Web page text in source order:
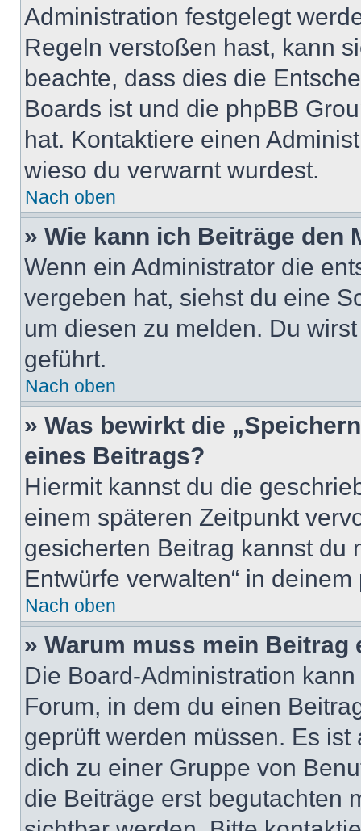
Administration festgelegt
Regeln verstoßen hast, kann
beachte, dass dies die
Boards ist und die phpBB
hat. Kontaktiere einen
wieso du verwarnt wurdest.
Nach oben
» Wie kann ich Beiträge den
Wenn ein Administrator die
vergeben hat, siehst du eine
um diesen zu melden. Du
geführt.
Nach oben
» Was bewirkt die
eines Beitrags?
Hiermit kannst du die
einem späteren Zeitpunkt
gesicherten Beitrag kannst du
Entwürfe verwalten“ in
Nach oben
» Warum muss mein
Die Board-Administration
Forum, in dem du einen
geprüft werden müssen. Es
dich zu einer Gruppe von
die Beiträge erst begutachten